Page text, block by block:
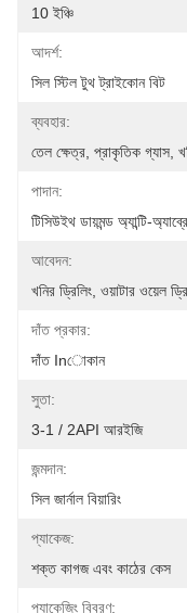
10 ইঞ্চি
আদর্শ:
সিল স্টিল টুথ ট্রাইকোন বিট
ব্যবহার:
তেল ক্ষেত্র, প্রাকৃতিক গ্যাস,
পাদান:
টিসিউইথ ডায়মন্ড অ্যান্টি-
আবেদন:
খনির ড্রিলিং, ওয়াটার ওয়েল
দাঁত প্রকার:
দাঁত Inোকান
সুতা:
3-1 / 2API আরইজি
জন্মদান:
সিল জার্নাল বিয়ারিং
প্যাকেজ:
শক্ত কাগজ এবং কাঠের কেস
প্যাকেজিং বিবরণ: